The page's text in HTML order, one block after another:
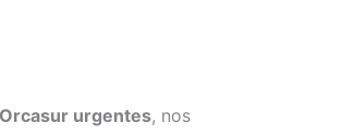
urgentes, nos